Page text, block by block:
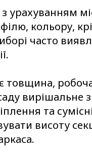
урахуванням
кольору,
часто
вирішальне
та
висоту